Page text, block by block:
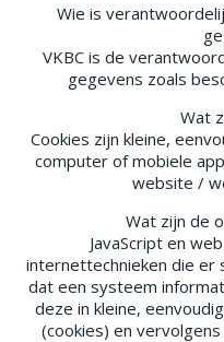
Wie is
VKBC is de
gegevens zoals
Wat
Cookies zijn kleine,
computer of mobiele
website /
Wat zijn de
JavaScript en
internettechnieken die er
dat een systeem
deze in kleine,
(cookies) en